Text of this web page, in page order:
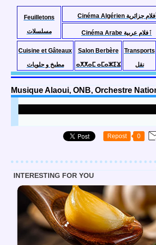
Feuilletons
مسلسلات
Cinéma Algérien أفلام جزائرية
Cinéma Arabe ٱفلام عربية
Cuisine et Gâteaux
مطبخ و حلويات
Salon Berbère
ⴰⵅⵅⴰⵎ ⴰⵎⴰⵣⵉⴴ
Transports
نقل
Repost 0